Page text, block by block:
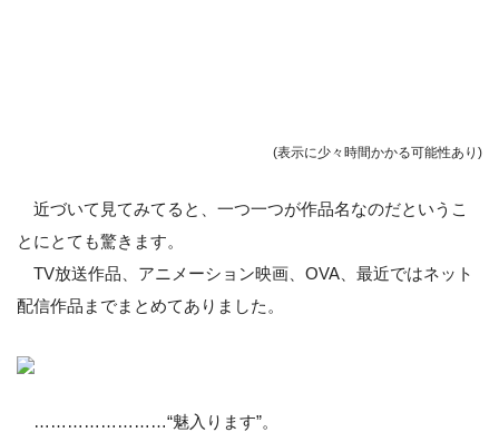
(表示に少々時間かかる可能性あり)
近づいて見てみてると、一つ一つが作品名なのだというこ
とにとても驚きます。
TV放送作品、アニメーション映画、OVA、最近ではネット
配信作品までまとめてありました。
……………………“魅入ります”。